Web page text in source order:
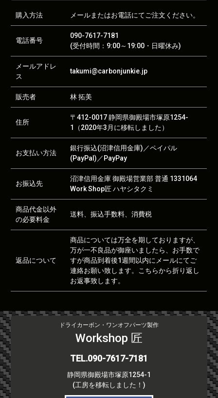
購入方法 メールまたはお電話にてご注文ください。
電話番号
090-7617-7181
(受付時間：9:00～19:00・日曜休み)
メールアドレ
ス
takumi@carbonjunkie.jp
販売者 林 拓美
住所
〒412-0017 静岡県御殿場市塚原1254-
1（2020年3月に移転しました）
お支払い方法
銀行振込(沼津信用金庫)／ペイパル
(PayPal)／PayPay
お振込先
沼津信用金庫 御殿場営業部 普通 1331064
Work Shop匠 ハヤシタクミ
商品代金以外
の必要料金
送料、振込手数料、消費税
返品について
商品については万全を期しておりますが、
万が一不良品が御座いましたら、お手数で
すが商品到着後1週間以内にメールにてご
連絡お願い致します。こちらから折り返し
お返事致します。
ドライカーボン・ワンオフパーツ製作
Workshop 匠
TEL.090-7617-7181
静岡県御殿場市塚原1254-1
(工房を移転しました！)